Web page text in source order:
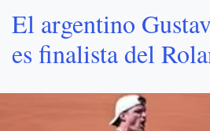
El argentino
es finalista del